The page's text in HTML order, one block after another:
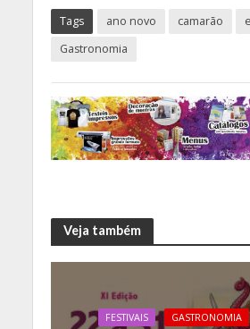
Tags ano novo camarão
Gastronomia
Veja também
FESTIVAIS GASTRONOMIA